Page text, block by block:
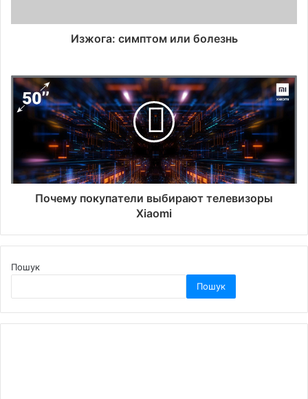
Изжога: симптом или болезнь
Почему покупатели выбирают телевизоры
Xiaomi
Пошук
Пошук